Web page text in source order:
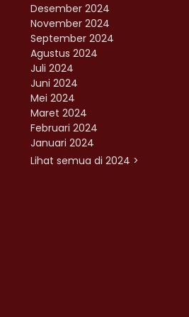
Desember 2024
November 2024
September 2024
Agustus 2024
Juli 2024
Juni 2024
Mei 2024
Maret 2024
Februari 2024
Januari 2024
Lihat semua di 2024 >